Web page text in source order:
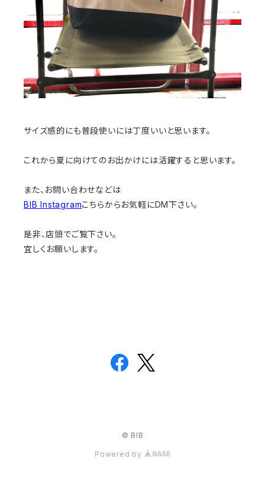
サイズ感的にも普段使いには丁度いいと思います。
これから夏に向けてのお出かけには活躍すると思います。
また、お問い合わせなどは
BIB Instagramこちらからお気軽にDM下さい。
是非、店頭でご覧下さい。
宜しくお願いします。
© BIB
Powered by